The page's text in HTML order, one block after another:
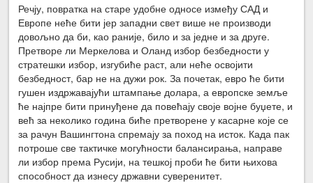
Речју, повратка на старе удобне односе између САД и
Европе неће бити јер западни свет више не производи
довољно да би, као раније, било и за једне и за друге.
Претворе ли Меркелова и Оланд избор безбедности у
стратешки избор, изгубиће раст, али неће освојити
безбедност, бар не на дужи рок. За почетак, евро ће бити
гушен издржавајући штампање долара, а европске земље
ће најпре бити принуђене да повећају своје војне буџете, и
већ за неколико година биће претворене у касарне које се
за рачун Вашингтона спремају за поход на исток. Када пак
потроше све тактичке могућности балансирања, направе
ли избор према Русији, на тешкој проби ће бити њихова
способност да изнесу државни суверенитет.